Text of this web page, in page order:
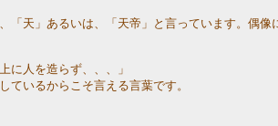
「天」あるいは、「天帝」と言っています。偶像
を造らず、、、」
ているからこそ言える言葉です。